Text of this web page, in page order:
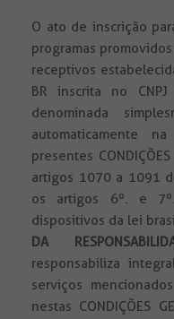
O ato de inscrição
programas
receptivos
BR inscrita no
denominada
automaticamente
presentes
artigos 1070 a 1091
os artigos 6º. e
dispositivos da lei
DA
responsabiliza
serviços
nestas CONDIÇÕES